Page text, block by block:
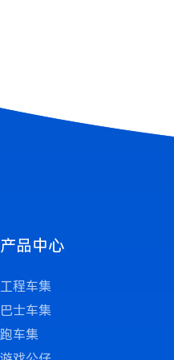
产品中心
工程车集
巴士车集
跑车集